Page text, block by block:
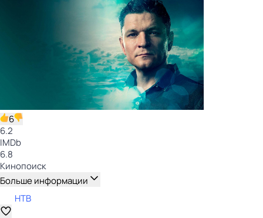
6
6.2
IMDb
6.8
Кинопоиск
Больше информации
НТВ